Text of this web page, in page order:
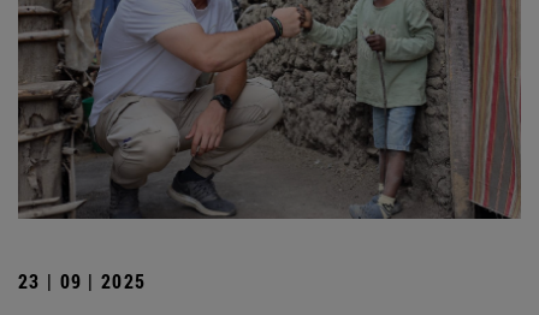
23 | 09 | 2025